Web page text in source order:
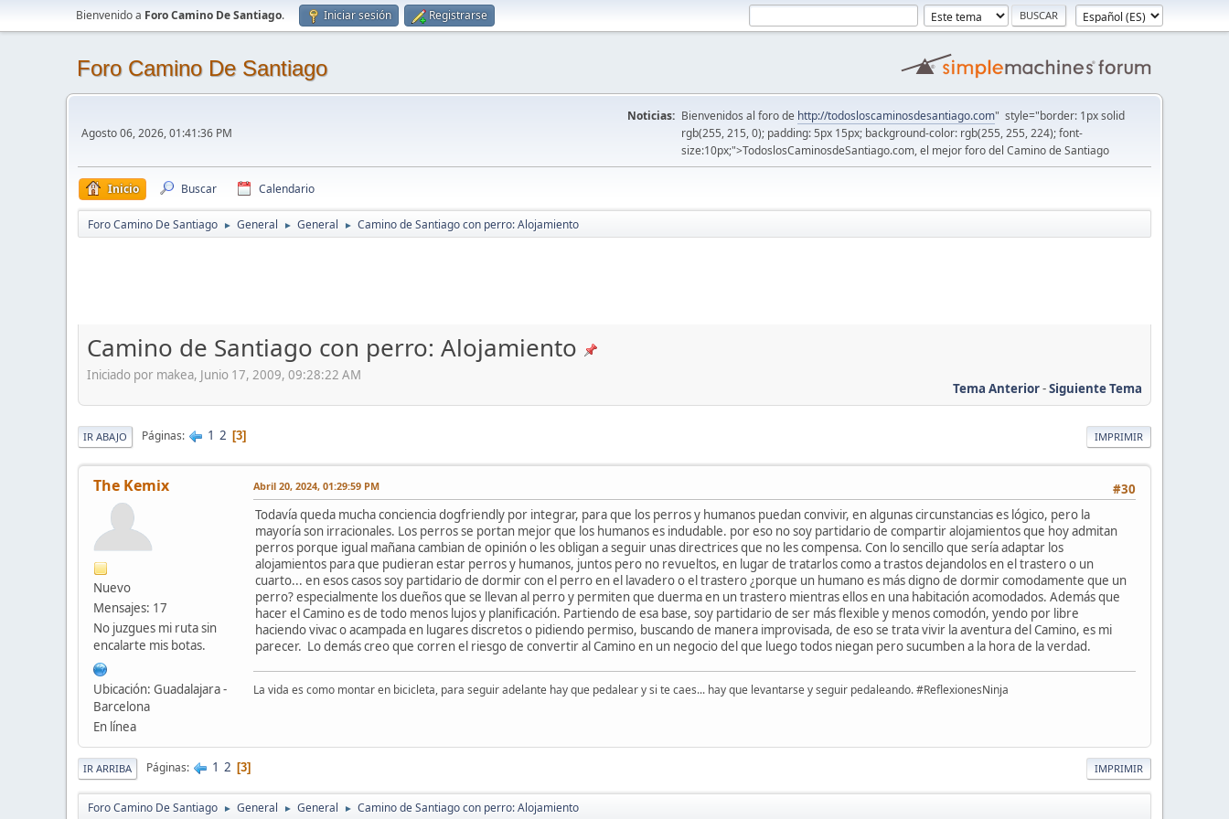
Bienvenido a Foro Camino De Santiago. Iniciar sesión Registrarse
Foro Camino De Santiago
Agosto 06, 2026, 01:41:36 PM
Noticias: Bienvenidos al foro de http://todosloscaminosdesantiago.com" style="border: 1px solid
rgb(255, 215, 0); padding: 5px 15px; background-color: rgb(255, 255, 224); font-
size:10px;">TodoslosCaminosdeSantiago.com, el mejor foro del Camino de Santiago
Inicio Buscar Calendario
Foro Camino De Santiago ► General ► General ► Camino de Santiago con perro: Alojamiento
Camino de Santiago con perro: Alojamiento
Iniciado por makea, Junio 17, 2009, 09:28:22 AM
Tema Anterior-Siguiente Tema
IMPRIMIR
IR ABAJO Páginas 1 2 3
The Kemix
Nuevo
Mensajes: 17
No juzgues mi ruta sin
encalarte mis botas.
Ubicación: Guadalajara -
Barcelona
En línea
#30
Abril 20, 2024, 01:29:59 PM
Todavía queda mucha conciencia dogfriendly por integrar, para que los perros y humanos puedan convivir, en algunas circunstancias es lógico, pero la
mayoría son irracionales. Los perros se portan mejor que los humanos es indudable. por eso no soy partidario de compartir alojamientos que hoy admitan
perros porque igual mañana cambian de opinión o les obligan a seguir unas directrices que no les compensa. Con lo sencillo que sería adaptar los
alojamientos para que pudieran estar perros y humanos, juntos pero no revueltos, en lugar de tratarlos como a trastos dejandolos en el trastero o un
cuarto... en esos casos soy partidario de dormir con el perro en el lavadero o el trastero ¿porque un humano es más digno de dormir comodamente que un
perro? especialmente los dueños que se llevan al perro y permiten que duerma en un trastero mientras ellos en una habitación acomodados. Además que
hacer el Camino es de todo menos lujos y planificación. Partiendo de esa base, soy partidario de ser más flexible y menos comodón, yendo por libre
haciendo vivac o acampada en lugares discretos o pidiendo permiso, buscando de manera improvisada, de eso se trata vivir la aventura del Camino, es mi
parecer. Lo demás creo que corren el riesgo de convertir al Camino en un negocio del que luego todos niegan pero sucumben a la hora de la verdad.
La vida es como montar en bicicleta, para seguir adelante hay que pedalear y si te caes... hay que levantarse y seguir pedaleando. #ReflexionesNinja
IMPRIMIR
IR ARRIBA Páginas 1 2 3
Foro Camino De Santiago ► General ► General ► Camino de Santiago con perro: Alojamiento